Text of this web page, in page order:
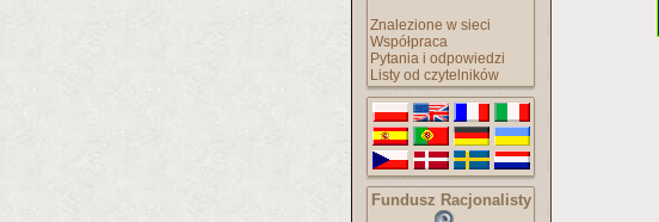
Znalezione w sieci
Współpraca
Pytania i odpowiedzi
Listy od czytelników
Fundusz Racjonalisty